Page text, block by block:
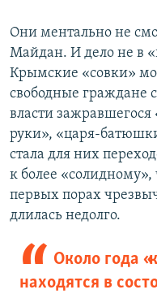
Они ментально не
Майдан. И дело не в
Крымские «совки»
свободные граждане
власти зажравшегося
руки», «царя-
стала для них
к более
первых порах
длилась недолго.
Около года
находятся в